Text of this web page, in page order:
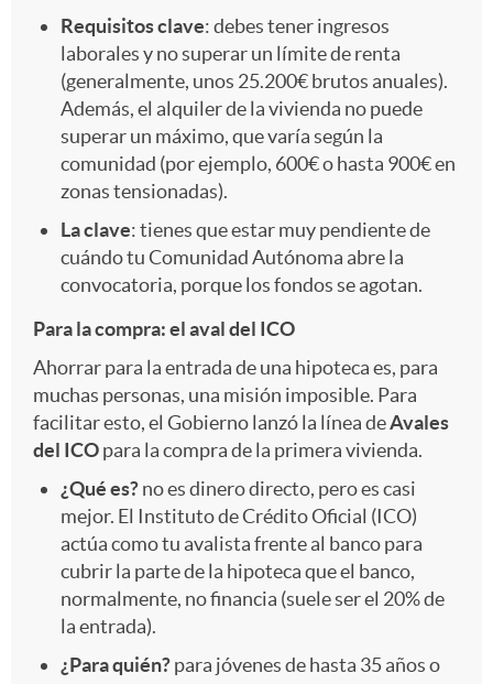
a
v
c
u
e
Requisitos clave: debes tener ingresos
laborales y no superar un límite de renta
(generalmente, unos 25.200€ brutos anuales).
Además, el alquiler de la vivienda no puede
superar un máximo, que varía según la
comunidad (por ejemplo, 600€ o hasta 900€ en
zonas tensionadas).
La clave: tienes que estar muy pendiente de
cuándo tu Comunidad Autónoma abre la
convocatoria, porque los fondos se agotan.
Para la compra: el aval del ICO
Ahorrar para la entrada de una hipoteca es, para
muchas personas, una misión imposible. Para
facilitar esto, el Gobierno lanzó la línea deAvales
del ICOpara la compra de la primera vivienda.
¿Qué es?no es dinero directo, pero es casi
mejor. El Instituto de Crédito Oficial (ICO)
actúa como tu avalista frente al banco para
cubrir la parte de la hipoteca que el banco,
normalmente, no financia (suele ser el 20% de
la entrada).
¿Para quién?para jóvenes de hasta 35 años o